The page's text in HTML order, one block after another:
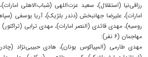
رزاقی‌نیا (استقلال)، سعید عزت‌اللهی (شباب‌الاهلی
امارات)، علیرضا جهانبخش (دندر بلژیک)، آریا یوسفی
روسیه)، مهدی قائدی (النصر امارات)، مهدی ترابی (تراکتور)
مهاجمان (۶ نفر):
مهدی طارمی (المپیاکوس یونان)، هادی حبیبی‌نژاد